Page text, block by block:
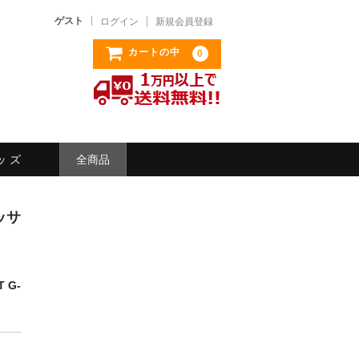
ゲスト ログイン 新規会員登録
カートの中 0
ズ 全商品
サ
G-